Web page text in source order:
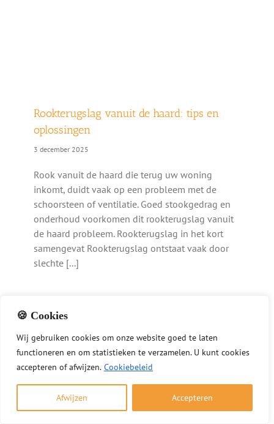
🍪 Cookies
Wij gebruiken cookies om onze website goed te laten
functioneren en om statistieken te verzamelen. U kunt cookies
accepteren of afwijzen. Cookiebeleid
Afwijzen Accepteren
Rookterugslag vanuit de haard: tips en
oplossingen
3 december 2025
Rook vanuit de haard die terug uw woning
inkomt, duidt vaak op een probleem met de
schoorsteen of ventilatie. Goed stookgedrag en
onderhoud voorkomen dit rookterugslag vanuit
de haard probleem. Rookterugslag in het kort
samengevat Rookterugslag ontstaat vaak door
slechte [...]